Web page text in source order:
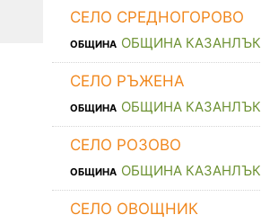
СЕЛО СРЕДНОГОРОВО
ОБЩИНА ОБЩИНА КАЗАНЛЪК
СЕЛО РЪЖЕНА
ОБЩИНА ОБЩИНА КАЗАНЛЪК
СЕЛО РОЗОВО
ОБЩИНА ОБЩИНА КАЗАНЛЪК
СЕЛО ОВОЩНИК